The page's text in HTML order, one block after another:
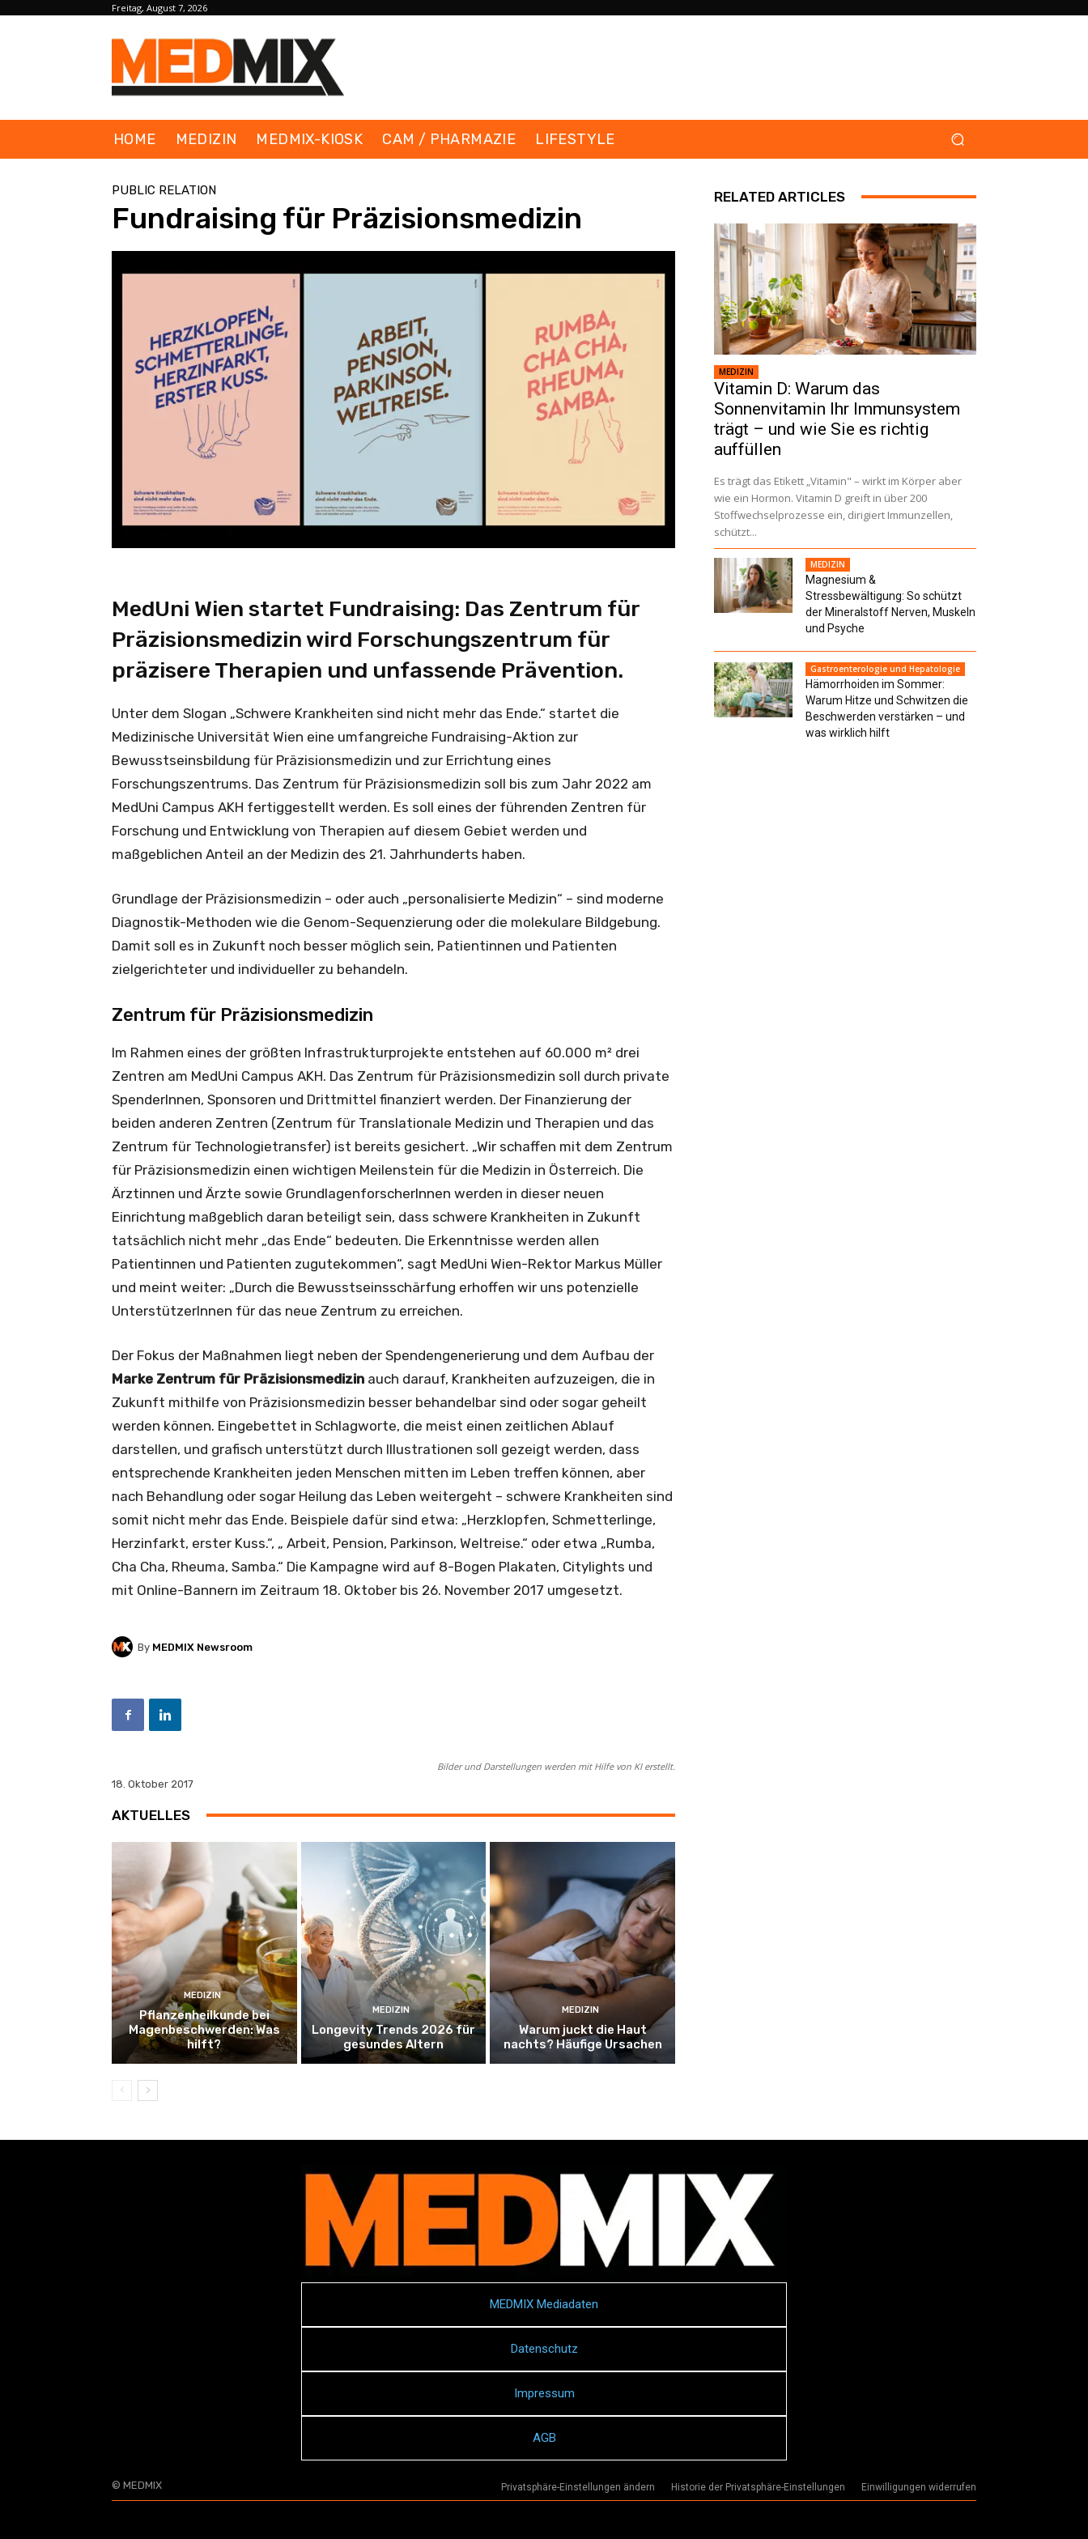
Freitag, August 7, 2026
HOME MEDIZIN MEDMIX-KIOSK CAM / PHARMAZIE LIFESTYLE
PUBLIC RELATION
Fundraising für Präzisionsmedizin
MedUni Wien startet Fundraising: Das Zentrum für
Präzisionsmedizin wird Forschungszentrum für
präzisere Therapien und unfassende Prävention.
Unter dem Slogan „Schwere Krankheiten sind nicht mehr das Ende.“ startet die
Medizinische Universität Wien eine umfangreiche Fundraising-Aktion zur
Bewusstseinsbildung für Präzisionsmedizin und zur Errichtung eines
Forschungszentrums. Das Zentrum für Präzisionsmedizin soll bis zum Jahr 2022 am
MedUni Campus AKH fertiggestellt werden. Es soll eines der führenden Zentren für
Forschung und Entwicklung von Therapien auf diesem Gebiet werden und
maßgeblichen Anteil an der Medizin des 21. Jahrhunderts haben.
Grundlage der Präzisionsmedizin – oder auch „personalisierte Medizin“ – sind moderne
Diagnostik-Methoden wie die Genom-Sequenzierung oder die molekulare Bildgebung.
Damit soll es in Zukunft noch besser möglich sein, Patientinnen und Patienten
zielgerichteter und individueller zu behandeln.
Zentrum für Präzisionsmedizin
Im Rahmen eines der größten Infrastrukturprojekte entstehen auf 60.000 m² drei
Zentren am MedUni Campus AKH. Das Zentrum für Präzisionsmedizin soll durch private
SpenderInnen, Sponsoren und Drittmittel finanziert werden. Der Finanzierung der
beiden anderen Zentren (Zentrum für Translationale Medizin und Therapien und das
Zentrum für Technologietransfer) ist bereits gesichert. „Wir schaffen mit dem Zentrum
für Präzisionsmedizin einen wichtigen Meilenstein für die Medizin in Österreich. Die
Ärztinnen und Ärzte sowie GrundlagenforscherInnen werden in dieser neuen
Einrichtung maßgeblich daran beteiligt sein, dass schwere Krankheiten in Zukunft
tatsächlich nicht mehr „das Ende“ bedeuten. Die Erkenntnisse werden allen
Patientinnen und Patienten zugutekommen“, sagt MedUni Wien-Rektor Markus Müller
und meint weiter: „Durch die Bewusstseinsschärfung erhoffen wir uns potenzielle
UnterstützerInnen für das neue Zentrum zu erreichen.
Der Fokus der Maßnahmen liegt neben der Spendengenerierung und dem Aufbau der
Marke Zentrum für Präzisionsmedizin auch darauf, Krankheiten aufzuzeigen, die in
Zukunft mithilfe von Präzisionsmedizin besser behandelbar sind oder sogar geheilt
werden können. Eingebettet in Schlagworte, die meist einen zeitlichen Ablauf
darstellen, und grafisch unterstützt durch Illustrationen soll gezeigt werden, dass
entsprechende Krankheiten jeden Menschen mitten im Leben treffen können, aber
nach Behandlung oder sogar Heilung das Leben weitergeht – schwere Krankheiten sind
somit nicht mehr das Ende. Beispiele dafür sind etwa: „Herzklopfen, Schmetterlinge,
Herzinfarkt, erster Kuss.“, „ Arbeit, Pension, Parkinson, Weltreise.“ oder etwa „Rumba,
Cha Cha, Rheuma, Samba.“ Die Kampagne wird auf 8-Bogen Plakaten, Citylights und
mit Online-Bannern im Zeitraum 18. Oktober bis 26. November 2017 umgesetzt.
By MEDMIX Newsroom
Bilder und Darstellungen werden mit Hilfe von KI erstellt.
18. Oktober 2017
AKTUELLES
MEDIZIN
Pflanzenheilkunde bei
Magenbeschwerden: Was
hilft?
MEDIZIN
Longevity Trends 2026 für
gesundes Altern
MEDIZIN
Warum juckt die Haut
nachts? Häufige Ursachen
RELATED ARTICLES
MEDIZIN
Vitamin D: Warum das
Sonnenvitamin Ihr Immunsystem
trägt – und wie Sie es richtig
auffüllen
Es trägt das Etikett „Vitamin" – wirkt im Körper aber
wie ein Hormon. Vitamin D greift in über 200
Stoffwechselprozesse ein, dirigiert Immunzellen,
schützt...
MEDIZIN
Magnesium &
Stressbewältigung: So schützt
der Mineralstoff Nerven, Muskeln
und Psyche
Gastroenterologie und Hepatologie
Hämorrhoiden im Sommer:
Warum Hitze und Schwitzen die
Beschwerden verstärken – und
was wirklich hilft
MEDMIX Mediadaten
Datenschutz
Impressum
AGB
© MEDMIX Privatsphäre-Einstellungen ändern Historie der Privatsphäre-Einstellungen Einwilligungen widerrufen